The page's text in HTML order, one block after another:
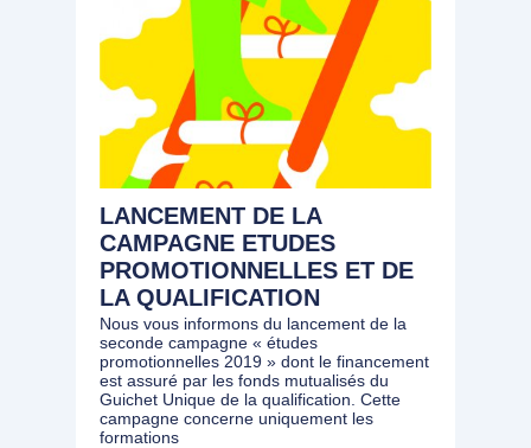
LANCEMENT DE LA
CAMPAGNE ETUDES
PROMOTIONNELLES ET DE
LA QUALIFICATION
Nous vous informons du lancement de la
seconde campagne « études
promotionnelles 2019 » dont le financement
est assuré par les fonds mutualisés du
Guichet Unique de la qualification. Cette
campagne concerne uniquement les
formations